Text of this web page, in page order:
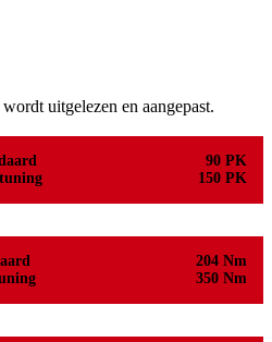
uitgelezen en aangepast.
90 PK
150 PK
204 Nm
350 Nm